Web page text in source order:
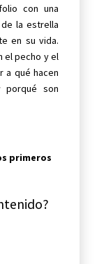
con una
la estrella
en su vida.
el pecho y el
a qué hacen
porqué son
primeros